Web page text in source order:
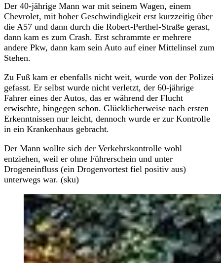
Der 40-jährige Mann war mit seinem Wagen, einem
Chevrolet, mit hoher Geschwindigkeit erst kurzzeitig über
die A57 und dann durch die Robert-Perthel-Straße gerast,
dann kam es zum Crash. Erst schrammte er mehrere
andere Pkw, dann kam sein Auto auf einer Mittelinsel zum
Stehen.
Zu Fuß kam er ebenfalls nicht weit, wurde von der Polizei
gefasst. Er selbst wurde nicht verletzt, der 60-jährige
Fahrer eines der Autos, das er während der Flucht
erwischte, hingegen schon. Glücklicherweise nach ersten
Erkenntnissen nur leicht, dennoch wurde er zur Kontrolle
in ein Krankenhaus gebracht.
Der Mann wollte sich der Verkehrskontrolle wohl
entziehen, weil er ohne Führerschein und unter
Drogeneinfluss (ein Drogenvortest fiel positiv aus)
unterwegs war. (sku)